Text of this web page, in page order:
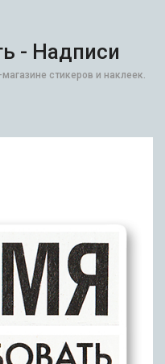
- Надписи
стикеров и наклеек.